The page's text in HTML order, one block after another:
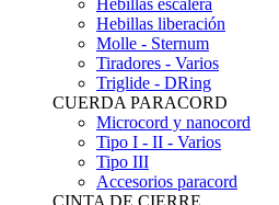
Hebillas escalera
Hebillas liberación
Molle - Sternum
Tiradores - Varios
Triglide - DRing
CUERDA PARACORD
Microcord y nanocord
Tipo I - II - Varios
Tipo III
Accesorios paracord
CINTA DE CIERRE